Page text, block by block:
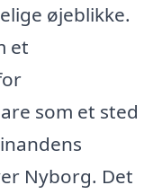
øjeblikke.
et
som et sted
Nyborg. Det